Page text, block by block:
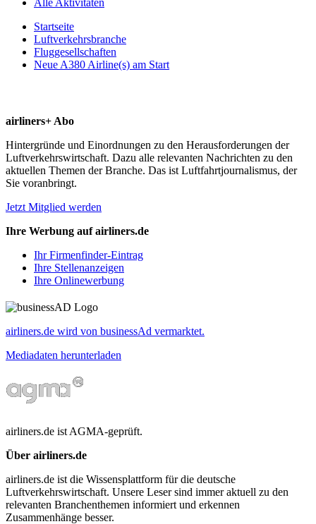
Startseite
Luftverkehrsbranche
Fluggesellschaften
Neue A380 Airline(s) am Start
airliners+ Abo
Hintergründe und Einordnungen zu den Herausforderungen der
Luftverkehrswirtschaft. Dazu alle relevanten Nachrichten zu den
aktuellen Themen der Branche. Das ist Luftfahrtjournalismus, der
Sie voranbringt.
Jetzt Mitglied werden
Ihre Werbung auf airliners.de
Ihr Firmenfinder-Eintrag
Ihre Stellenanzeigen
Ihre Onlinewerbung
airliners.de wird von businessAd vermarktet.
Mediadaten herunterladen
airliners.de ist AGMA-geprüft.
Über airliners.de
airliners.de ist die Wissensplattform für die deutsche
Luftverkehrswirtschaft. Unsere Leser sind immer aktuell zu den
relevanten Branchenthemen informiert und erkennen
Zusammenhänge besser.